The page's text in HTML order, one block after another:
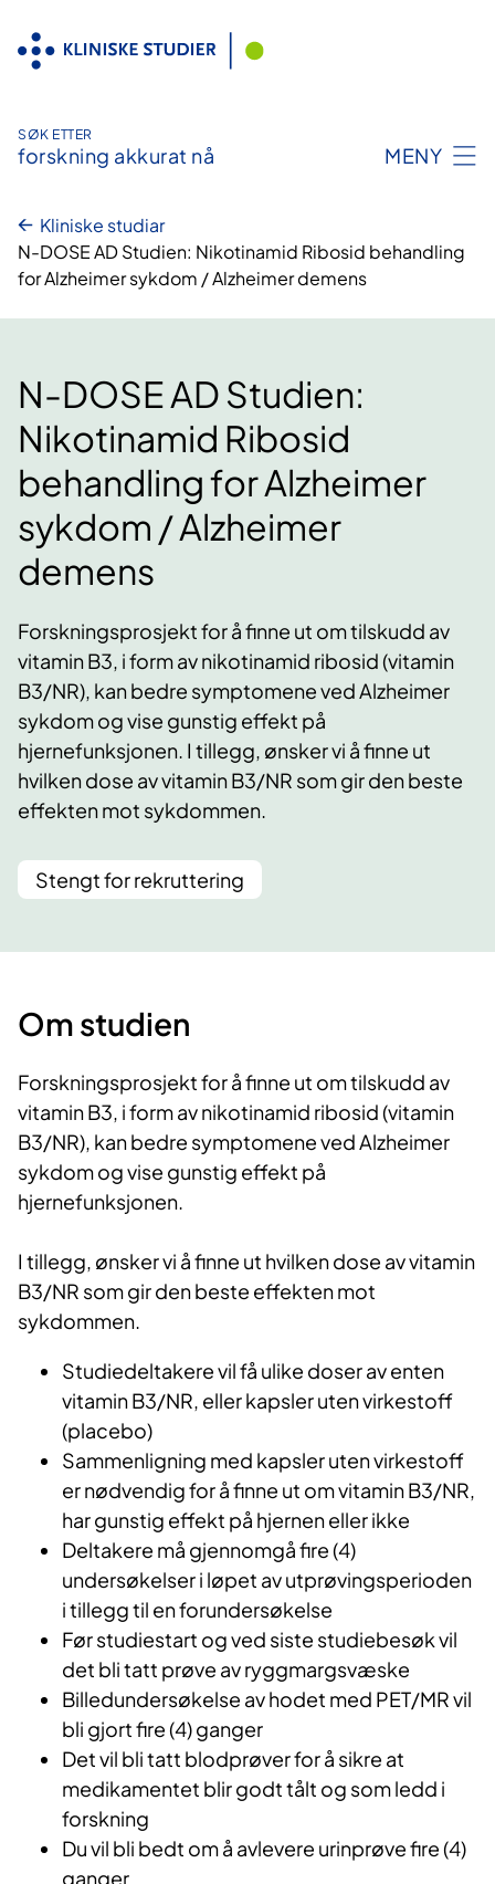
innhald
SØK ETTER
forskning akkurat nå MENY
Kliniske studiar
N-DOSE AD Studien: Nikotinamid Ribosid behandling
for Alzheimer sykdom / Alzheimer demens
N-DOSE AD Studien:
Nikotinamid Ribosid
behandling for Alzheimer
sykdom / Alzheimer
demens
Forskningsprosjekt for å finne ut om tilskudd av
vitamin B3, i form av nikotinamid ribosid (vitamin
B3/NR), kan bedre symptomene ved Alzheimer
sykdom og vise gunstig effekt på
hjernefunksjonen. I tillegg, ønsker vi å finne ut
hvilken dose av vitamin B3/NR som gir den beste
effekten mot sykdommen.
Stengt for rekruttering
Om studien
Forskningsprosjekt for å finne ut om tilskudd av
vitamin B3, i form av nikotinamid ribosid (vitamin
B3/NR), kan bedre symptomene ved Alzheimer
sykdom og vise gunstig effekt på
hjernefunksjonen.
I tillegg, ønsker vi å finne ut hvilken dose av vitamin
B3/NR som gir den beste effekten mot
sykdommen.
Studiedeltakere vil få ulike doser av enten
vitamin B3/NR, eller kapsler uten virkestoff
(placebo)
Sammenligning med kapsler uten virkestoff
er nødvendig for å finne ut om vitamin B3/NR,
har gunstig effekt på hjernen eller ikke
Deltakere må gjennomgå fire (4)
undersøkelser i løpet av utprøvingsperioden
i tillegg til en forundersøkelse
Før studiestart og ved siste studiebesøk vil
det bli tatt prøve av ryggmargsvæske
Billedundersøkelse av hodet med PET/MR vil
bli gjort fire (4) ganger
Det vil bli tatt blodprøver for å sikre at
medikamentet blir godt tålt og som ledd i
forskning
Du vil bli bedt om å avlevere urinprøve fire (4)
ganger